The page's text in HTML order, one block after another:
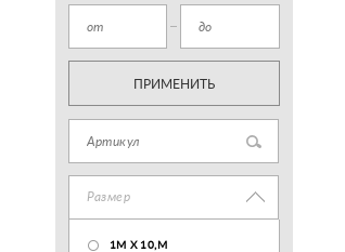
ПРИМЕНИТЬ
Размер
1М Х 10,М